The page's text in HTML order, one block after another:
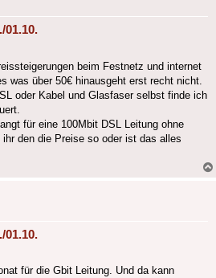
01.10.
beim Festnetz und internet
was über 50€ hinausgeht erst recht nicht.
oder Kabel und Glasfaser selbst finde ich
für eine 100Mbit DSL Leitung ohne
den die Preise so oder ist das alles
01.10.
für die Gbit Leitung. Und da kann